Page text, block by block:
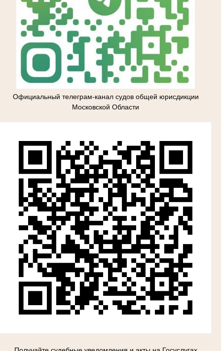
Официальный телеграм-канал судов общей юрисдикции
Московской Области